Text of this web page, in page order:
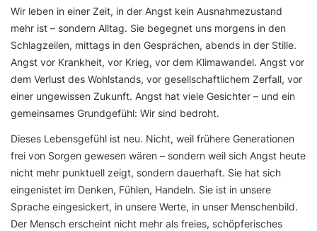
Wir leben in einer Zeit, in der Angst kein Ausnahmezustand
mehr ist – sondern Alltag. Sie begegnet uns morgens in den
Schlagzeilen, mittags in den Gesprächen, abends in der Stille.
Angst vor Krankheit, vor Krieg, vor dem Klimawandel. Angst vor
dem Verlust des Wohlstands, vor gesellschaftlichem Zerfall, vor
einer ungewissen Zukunft. Angst hat viele Gesichter – und ein
gemeinsames Grundgefühl: Wir sind bedroht.
Dieses Lebensgefühl ist neu. Nicht, weil frühere Generationen
frei von Sorgen gewesen wären – sondern weil sich Angst heute
nicht mehr punktuell zeigt, sondern dauerhaft. Sie hat sich
eingenistet im Denken, Fühlen, Handeln. Sie ist in unsere
Sprache eingesickert, in unsere Werte, in unser Menschenbild.
Der Mensch erscheint nicht mehr als freies, schöpferisches